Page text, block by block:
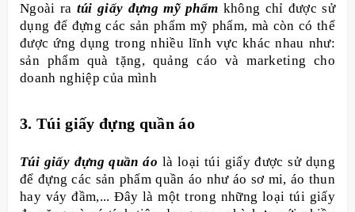
Ngoài ra túi giấy đựng mỹ phẩm không chỉ được sử
dụng để đựng các sản phẩm mỹ phẩm, mà còn có thể
được ứng dụng trong nhiều lĩnh vực khác nhau như:
sản phẩm quà tặng, quảng cáo và marketing cho
doanh nghiệp của mình
3. Túi giấy đựng quần áo
Túi giấy đựng quần áo là loại túi giấy được sử dụng
để đựng các sản phẩm quần áo như áo sơ mi, áo thun
hay váy đầm,... Đây là một trong những loại túi giấy